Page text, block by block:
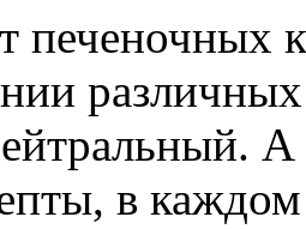
печеночных
в